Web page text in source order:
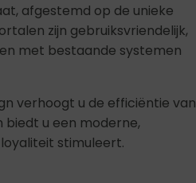
afgestemd op de unieke
zijn gebruiksvriendelijk,
met bestaande systemen
verhoogt u de efficiëntie van
u een moderne,
stimuleert.